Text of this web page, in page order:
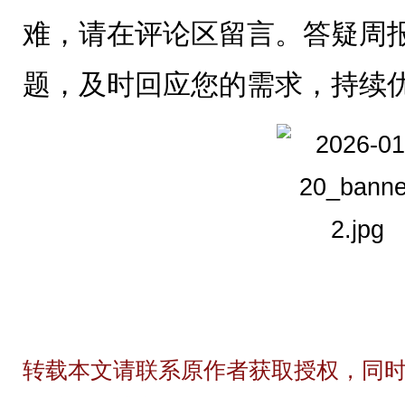
难，请在评论区留言。答疑周
题，及时回应您的需求，持续
转载本文请联系原作者获取授权，同